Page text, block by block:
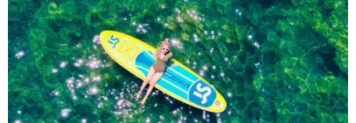
Đảo Phú Lâm thuộc quần đảo Hoàng Sa của Việt Nam bị Trung
Quốc dùng vũ lực chiếm đóng và cải tạo bất hợp pháp. (Ảnh:
Reuters)
Việc Trung Quốc cải tạo bãi đá ngầm và bãi cạn